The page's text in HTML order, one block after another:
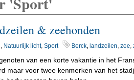
& zeehonden
, Natuurlijk licht, Sport Berck, landzeilen, zee,
van een korte vakantie in het
maar voor twee kenmerken van het